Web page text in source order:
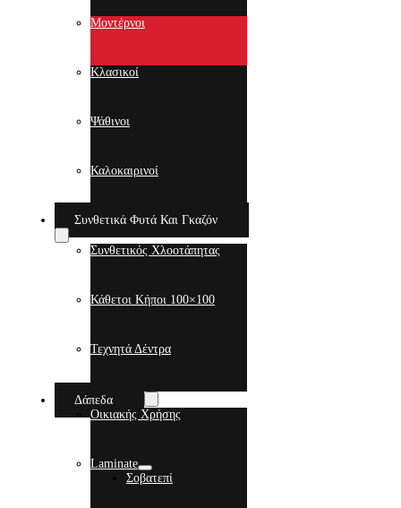
Μοντέρνοι
Κλασικοί
Ψάθινοι
Καλοκαιρινοί
Συνθετικά Φυτά Και Γκαζόν
Συνθετικός Χλοοτάπητας
Κάθετοι Κήποι 100×100
Τεχνητά Δέντρα
Δάπεδα
Οικιακής Χρήσης
Laminate
Σοβατεπί